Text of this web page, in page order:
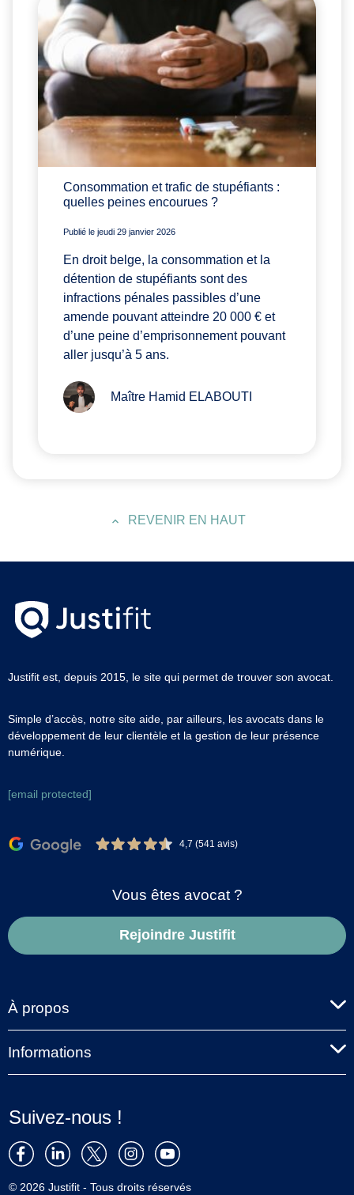
Consommation et trafic de stupéfiants :
quelles peines encourues ?
Publié le jeudi 29 janvier 2026
En droit belge, la consommation et la
détention de stupéfiants sont des
infractions pénales passibles d’une
amende pouvant atteindre 20 000 € et
d’une peine d’emprisonnement pouvant
aller jusqu’à 5 ans.
Maître Hamid ELABOUTI
REVENIR EN HAUT
Justifit est, depuis 2015, le site qui permet de trouver son avocat.
Simple d’accès, notre site aide, par ailleurs, les avocats dans le
développement de leur clientèle et la gestion de leur présence
numérique.
[email protected]
4,7 (541 avis)
Vous êtes avocat ?
Rejoindre Justifit
À propos
Informations
Suivez-nous !
© 2026 Justifit - Tous droits réservés